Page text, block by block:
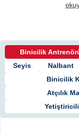
Binicilik
Seyis
Nalbant
Binicilik
Atçılık